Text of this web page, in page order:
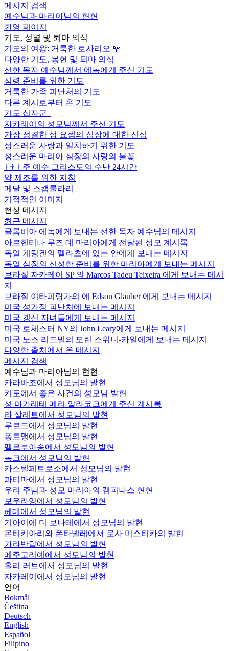
메시지 검색
예수님과 마리아님의 현현
환영 페이지
기도, 성별 및 퇴마 의식
기도의 여왕: 거룩한 로사리오 🌹
다양한 기도, 봉헌 및 퇴마 의식
선한 목자 예수님께서 에녹에게 주신 기도
심령 준비를 위한 기도
거룩한 가족 피난처의 기도
다른 계시로부터 온 기도
기도 십자군
자카레이의 성모님께서 주신 기도
가장 정결한 성 요셉의 심장에 대한 신심
성스러운 사랑과 일치하기 위한 기도
성스러운 마리아 심장의 사랑의 불꽃
† † † 주 예수 그리스도의 수난 24시간
약 제조를 위한 지침
메달 및 스캡룰라리
기적적인 이미지
천상 메시지
최근 메시지
콜롬비아 에녹에게 보내는 선한 목자 예수님의 메시지
아르헨티나 루즈 데 마리아에게 전달된 성모 계시록
독일 게팅겐의 멜라츠에 있는 안에게 보내는 메시지
독일 심장의 신성한 준비를 위한 마리아에게 보내는 메시지
브라질 자카레이 SP 의 Marcos Tadeu Teixeira 에게 보내는 메시
지
브라질 이타피랑가의 에 Edson Glauber 에게 보내는 메시지
미국 성가정 피난처에 보내는 메시지
미국 갱신 자녀들에게 보내는 메시지
미국 로체스터 NY의 John Leary에게 보내는 메시지
미국 노스 리드빌의 모린 스위니-카일에게 보내는 메시지
다양한 출처에서 온 메시지
메시지 검색
예수님과 마리아님의 현현
카라바조에서 성모님의 발현
키토에서 좋은 사건의 성모님 발현
성 마가레테 메리 알라코크에게 주신 계시록
라 살레트에서 성모님의 발현
루르드에서 성모님의 발현
퐁트맹에서 성모님의 발현
펠르부아송에서 성모님의 발현
녹크에서 성모님의 발현
카스텔페트로소에서 성모님의 발현
파티마에서 성모님의 발현
우리 주님과 성모 마리아의 캠피나스 현현
보우라잉에서 성모님의 발현
헤데에서 성모님의 발현
기아이에 디 보나테에서 성모님의 발현
몬티키아리와 폰타넬레에서 로사 미스티카의 발현
가라반달에서 성모님의 발현
메주고리예에서 성모님의 발현
홀리 러브에서 성모님의 발현
자카레이에서 성모님의 발현
언어
Bokmål
Čeština
Deutsch
English
Español
Filipino